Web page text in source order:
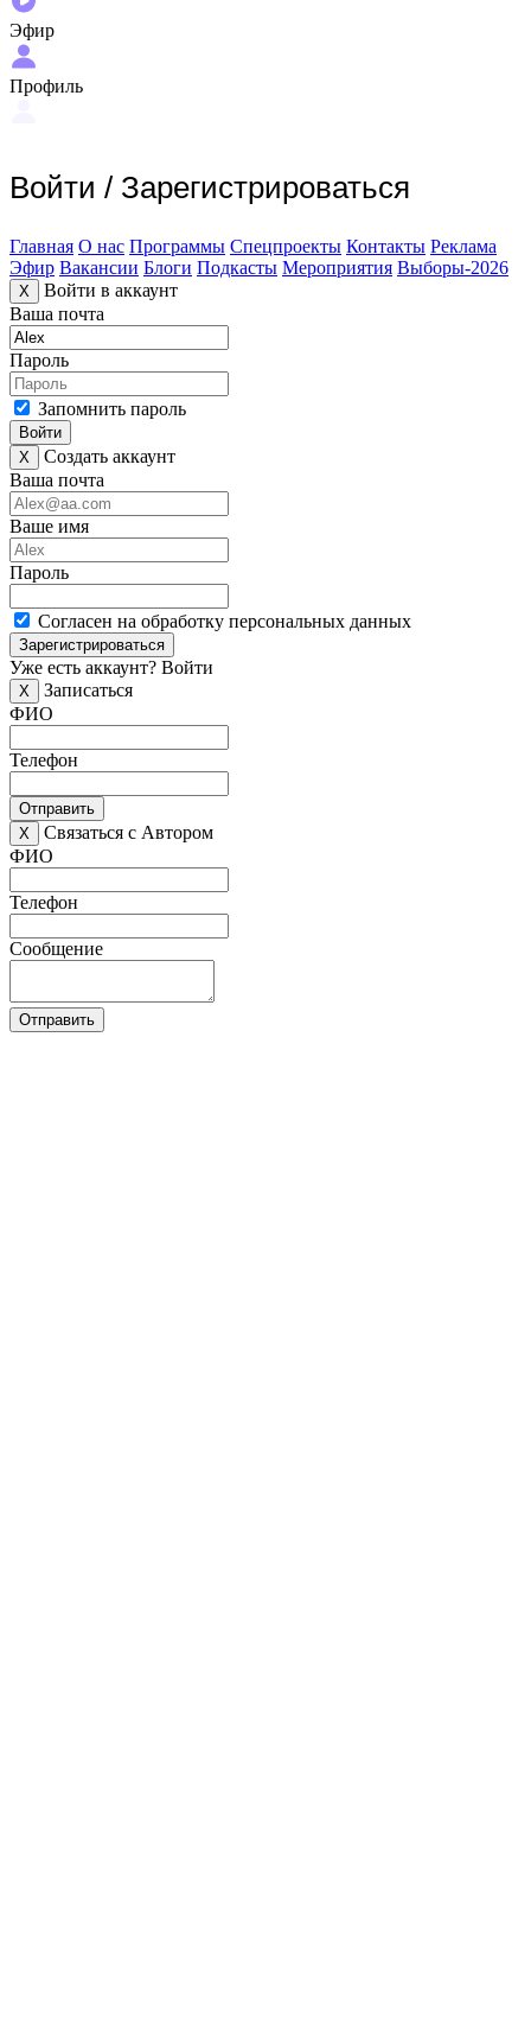
Эфир
Профиль
Войти / Зарегистрироваться
Главная О нас Программы Спецпроекты Контакты Реклама
Эфир Вакансии Блоги Подкасты Мероприятия Выборы-2026
X
Войти в аккаунт
Ваша почта
Пароль
Запомнить пароль
Войти
X
Создать аккаунт
Ваша почта
Ваше имя
Пароль
Согласен на обработку персональных данных
Зарегистрироваться
Уже есть аккаунт? Войти
X
Записаться
ФИО
Телефон
Отправить
X
Связаться с Автором
ФИО
Телефон
Сообщение
Отправить